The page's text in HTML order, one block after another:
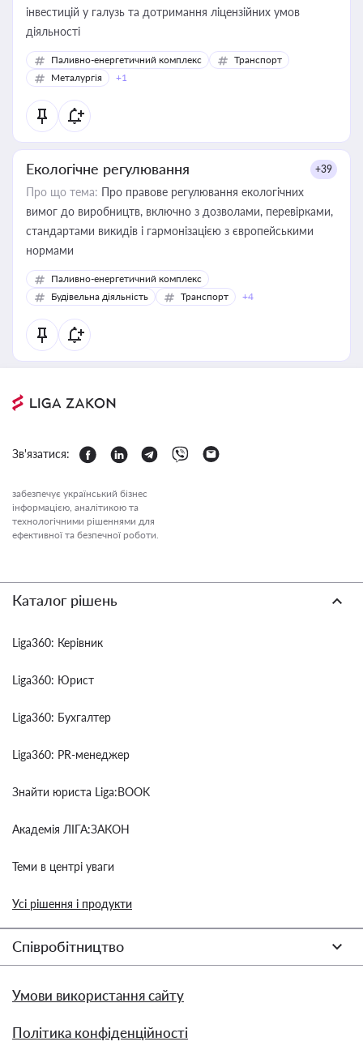
інвестицій у галузь та дотримання ліцензійних умов
діяльності
Паливно-енергетичний комплекс
Транспорт
Металургія
+1
Екологічне регулювання +39
Про що тема: Про правове регулювання екологічних
вимог до виробництв, включно з дозволами, перевірками,
стандартами викидів і гармонізацією з європейськими
нормами
Паливно-енергетичний комплекс
Будівельна діяльність
Транспорт +4
Зв'язатися:
забезпечує український бізнес
інформацією, аналітикою та
технологічними рішеннями для
ефективної та безпечної роботи.
Каталог рішень
Liga360: Керівник
Liga360: Юрист
Liga360: Бухгалтер
Liga360: PR-менеджер
Знайти юриста Liga:BOOK
Академія ЛІГА:ЗАКОН
Теми в центрі уваги
Усі рішення і продукти
Співробітництво
Умови використання сайту
Політика конфіденційності